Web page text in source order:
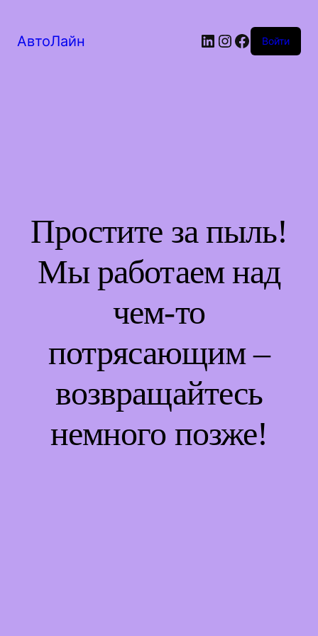
АвтоЛайн LinkedIn
Instagram
Facebook
Войти
Простите за пыль!
Мы работаем над
чем-то
потрясающим –
возвращайтесь
немного позже!